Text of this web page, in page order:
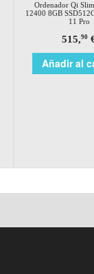
Ordenador Qi
12400 8GB
11 Pro
515,90
Añadir al